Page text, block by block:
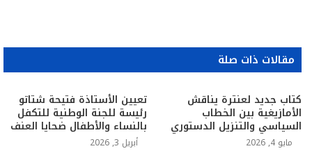
مقالات ذات صلة
كتاب جديد لعنترة يناقش
الأمازيغية بين الخطاب
السياسي والتنزيل الدستوري
مايو 4, 2026
تعيين الأستاذة فتيحة شتاتو
رئيسة للجنة الوطنية للتكفل
بالنساء والأطفال ضحايا العنف
أبريل 3, 2026